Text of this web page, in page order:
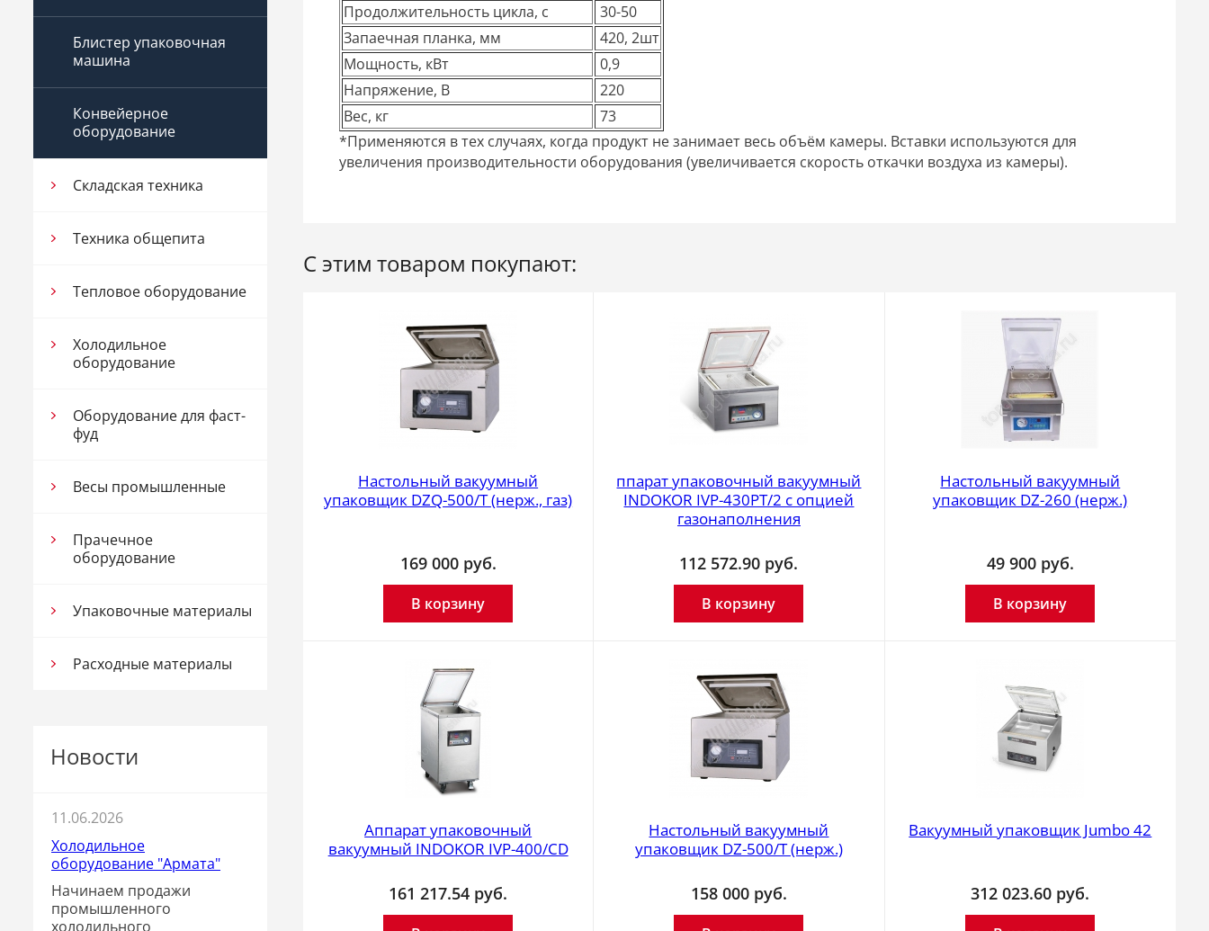
Блистер упаковочная
машина
Конвейерное
оборудование
Складская техника
Техника общепита
Тепловое оборудование
Холодильное
оборудование
Оборудование для фаст-
фуд
Весы промышленные
Прачечное
оборудование
Упаковочные материалы
Расходные материалы
Новости
11.06.2026
Холодильное
оборудование "Армата"
Начинаем продажи
промышленного
холодильного
Продолжительность цикла, с
30-50
Запаечная планка, мм
420, 2шт
Мощность, кВт
0,9
Напряжение, В
220
Вес, кг
73
*Применяются в тех случаях, когда продукт не занимает весь объём камеры. Вставки используются для
увеличения производительности оборудования (увеличивается скорость откачки воздуха из камеры).
С этим товаром покупают:
Настольный вакуумный
упаковщик DZQ-500/T (нерж., газ)
169 000 руб.
В корзину
ппарат упаковочный вакуумный
INDOKOR IVP-430PT/2 с опцией
газонаполнения
112 572.90 руб.
В корзину
Настольный вакуумный
упаковщик DZ-260 (нерж.)
49 900 руб.
В корзину
Аппарат упаковочный
вакуумный INDOKOR IVP-400/CD
161 217.54 руб.
Настольный вакуумный
упаковщик DZ-500/T (нерж.)
158 000 руб.
Вакуумный упаковщик Jumbo 42
312 023.60 руб.